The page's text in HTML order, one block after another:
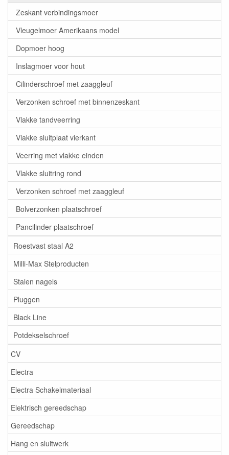
Zeskant verbindingsmoer
Vleugelmoer Amerikaans model
Dopmoer hoog
Inslagmoer voor hout
Cilinderschroef met zaaggleuf
Verzonken schroef met binnenzeskant
Vlakke tandveerring
Vlakke sluitplaat vierkant
Veerring met vlakke einden
Vlakke sluitring rond
Verzonken schroef met zaaggleuf
Bolverzonken plaatschroef
Pancilinder plaatschroef
Roestvast staal A2
Milli-Max Stelproducten
Stalen nagels
Pluggen
Black Line
Potdekselschroef
CV
Electra
Electra Schakelmateriaal
Elektrisch gereedschap
Gereedschap
Hang en sluitwerk